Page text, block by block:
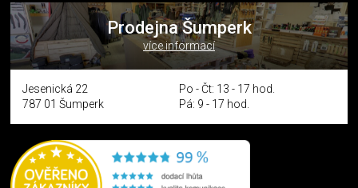
Prodejna Šumperk
více informací
Jesenická 22
787 01 Šumperk
Po - Čt: 13 - 17 hod.
Pá: 9 - 17 hod.